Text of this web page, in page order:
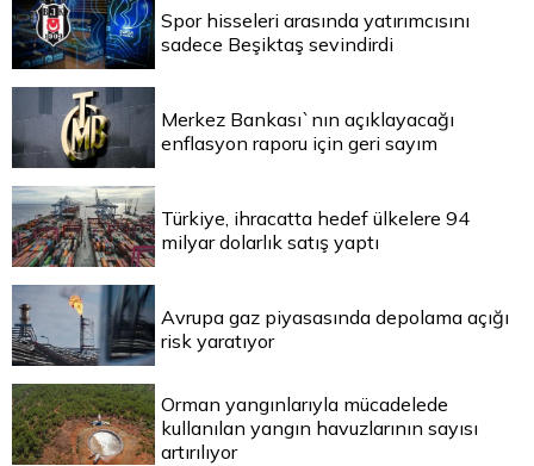
Spor hisseleri arasında yatırımcısını
sadece Beşiktaş sevindirdi
Merkez Bankası`nın açıklayacağı
enflasyon raporu için geri sayım
Türkiye, ihracatta hedef ülkelere 94
milyar dolarlık satış yaptı
Avrupa gaz piyasasında depolama açığı
risk yaratıyor
Orman yangınlarıyla mücadelede
kullanılan yangın havuzlarının sayısı
artırılıyor